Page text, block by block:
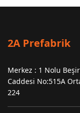
2A Prefabrik
Merkez : 1 Nolu
Caddesi No:515A
224